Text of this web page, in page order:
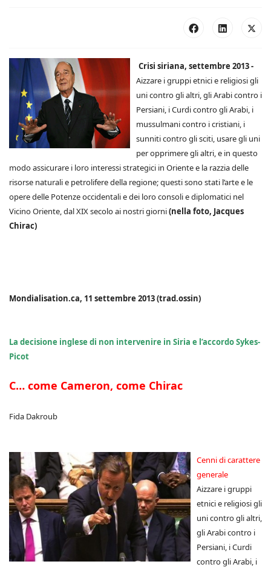
Crisi siriana, settembre 2013 -
Aizzare i gruppi etnici e religiosi gli
uni contro gli altri, gli Arabi contro i
Persiani, i Curdi contro gli Arabi, i
mussulmani contro i cristiani, i
sunniti contro gli sciti, usare gli uni
per opprimere gli altri, e in questo
modo assicurare i loro interessi strategici in Oriente e la razzia delle
risorse naturali e petrolifere della regione; questi sono stati l’arte e le
opere delle Potenze occidentali e dei loro consoli e diplomatici nel
Vicino Oriente, dal XIX secolo ai nostri giorni(nella foto, Jacques
Chirac)
Mondialisation.ca, 11 settembre 2013 (trad.ossin)
La decisione inglese di non intervenire in Siria e l’accordo Sykes-
Picot
C… come Cameron, come Chirac
Fida Dakroub
Cenni di carattere
generale
Aizzare i gruppi
etnici e religiosi gli
uni contro gli altri,
gli Arabi contro i
Persiani, i Curdi
contro gli Arabi, i